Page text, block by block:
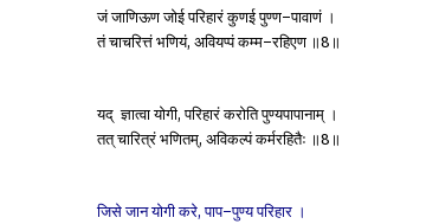
जंजाणिऊणजोईपरिहारंकुणईपुण्ण–पावाणं ।
तंचाचरित्तंभणियं, अवियप्पंकम्म–रहिएण ॥8 ॥
यद् ज्ञात्वायोगी,परिहारंकरोतिपुण्यपापानाम् ।
तत्चारित्रंभणितम्, अविकल्पंकर्मरहितैः ॥8 ॥
जिसेजानयोगीकरे,पाप–पुण्यपरिहार ।